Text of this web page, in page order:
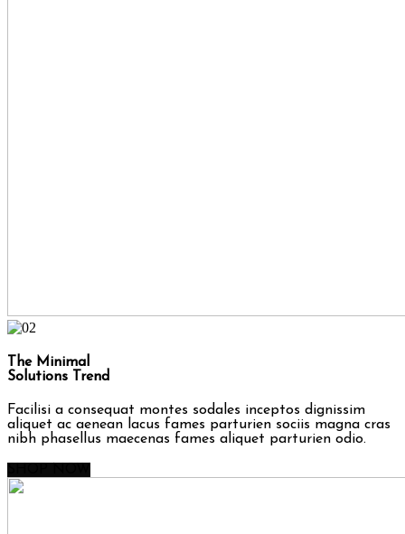
The Minimal
Solutions Trend
Facilisi a consequat montes sodales inceptos dignissim
aliquet ac aenean lacus fames parturien sociis magna cras
nibh phasellus maecenas fames aliquet parturien odio.